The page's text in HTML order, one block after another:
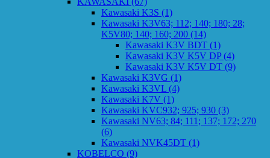
Kawasaki K3S (1)
Kawasaki K3V63; 112; 140; 180; 28;
K5V80; 140; 160; 200 (14)
Kawasaki K3V BDT (1)
Kawasaki K3V K5V DP(4)
Kawasaki K3V K5V DT (9)
Kawasaki K3VG (1)
Kawasaki K3VL (4)
Kawasaki K7V (1)
Kawasaki KVC932; 925; 930 (3)
Kawasaki NV63; 84; 111; 137; 172; 270
(6)
Kawasaki NVK45DT (1)
KOBELCO (9)